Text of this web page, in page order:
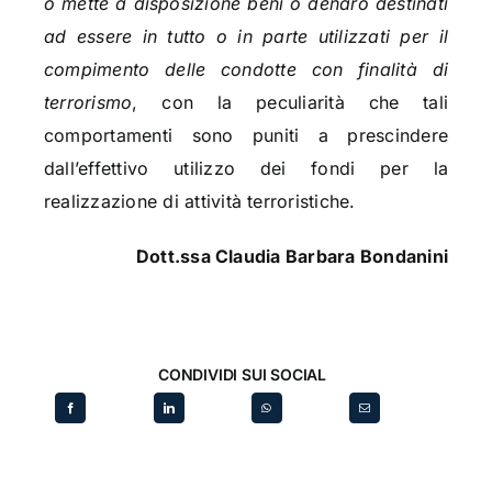
ad essere in tutto o in parte utilizzati per il
compimento delle condotte con finalità di
terrorismo, con la peculiarità che tali
comportamenti sono puniti a prescindere
dall’effettivo utilizzo dei fondi per la
realizzazione di attività terroristiche.
Dott.ssa Claudia Barbara Bondanini
CONDIVIDI SUI SOCIAL